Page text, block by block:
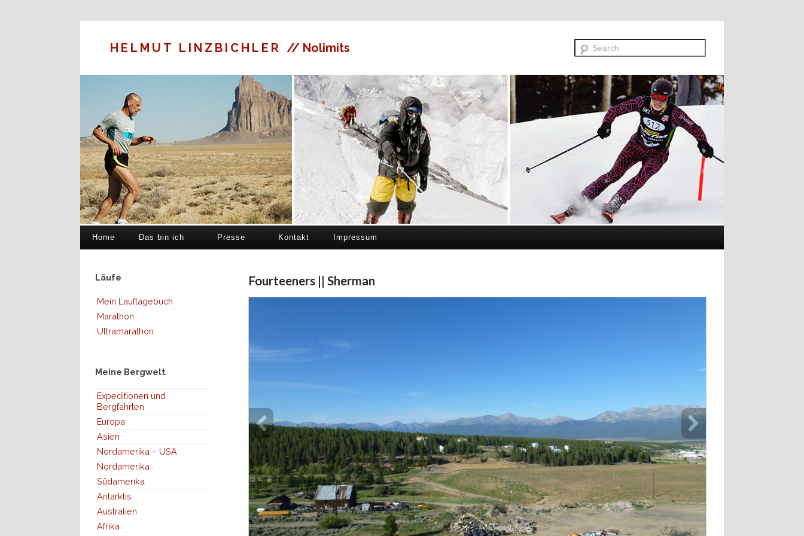
HELMUT LINZBICHLER// Nolimits
Home Das bin ich Presse Kontakt Impressum
Fourteeners || Sherman
Läufe
Mein Lauftagebuch
Marathon
Ultramarathon
Meine Bergwelt
Expeditionen und
Bergfahrten
Europa
Asien
Nordamerika – USA
Nordamerika
Südamerika
Antarktis
Australien
Afrika